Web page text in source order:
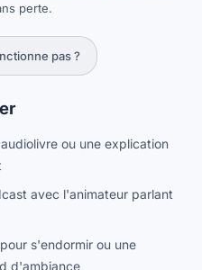
perte.
pas ?
ou une explication
avec l'animateur parlant
s'endormir ou une
d'ambiance